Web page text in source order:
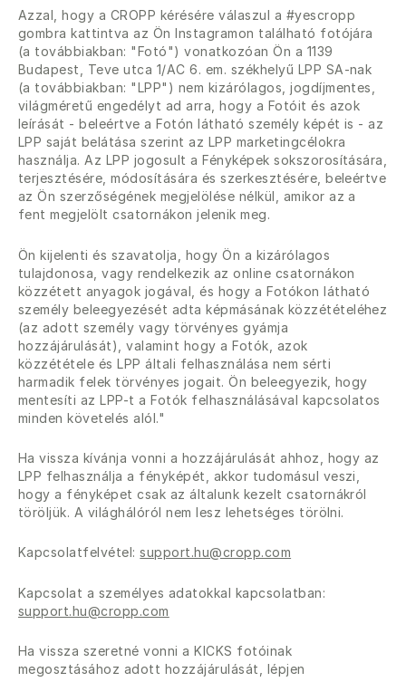
Azzal, hogy a CROPP kérésére válaszul a #yescropp
gombra kattintva az Ön Instagramon található fotójára
(a továbbiakban: "Fotó") vonatkozóan Ön a 1139
Budapest, Teve utca 1/AC 6. em. székhelyű LPP SA-nak
(a továbbiakban: "LPP") nem kizárólagos, jogdíjmentes,
világméretű engedélyt ad arra, hogy a Fotóit és azok
leírását - beleértve a Fotón látható személy képét is - az
LPP saját belátása szerint az LPP marketingcélokra
használja. Az LPP jogosult a Fényképek sokszorosítására,
terjesztésére, módosítására és szerkesztésére, beleértve
az Ön szerzőségének megjelölése nélkül, amikor az a
fent megjelölt csatornákon jelenik meg.
Ön kijelenti és szavatolja, hogy Ön a kizárólagos
tulajdonosa, vagy rendelkezik az online csatornákon
közzétett anyagok jogával, és hogy a Fotókon látható
személy beleegyezését adta képmásának közzétételéhez
(az adott személy vagy törvényes gyámja
hozzájárulását), valamint hogy a Fotók, azok
közzététele és LPP általi felhasználása nem sérti
harmadik felek törvényes jogait. Ön beleegyezik, hogy
mentesíti az LPP-t a Fotók felhasználásával kapcsolatos
minden követelés alól."
Ha vissza kívánja vonni a hozzájárulását ahhoz, hogy az
LPP felhasználja a fényképét, akkor tudomásul veszi,
hogy a fényképet csak az általunk kezelt csatornákról
töröljük. A világhálóról nem lesz lehetséges törölni.
Kapcsolatfelvétel:support.hu@cropp.com
Kapcsolat a személyes adatokkal kapcsolatban:
support.hu@cropp.com
Ha vissza szeretné vonni a KICKS fotóinak
megosztásához adott hozzájárulását, lépjen